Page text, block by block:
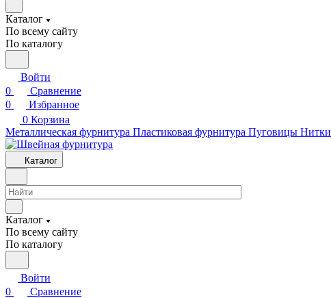
Каталог
По всему сайту
По каталогу
Войти
0
Сравнение
0
Избранное
0 Корзина
Металлическая фурнитура Пластиковая фурнитура Пуговицы Нитки
Каталог
Каталог
По всему сайту
По каталогу
Войти
0
Сравнение